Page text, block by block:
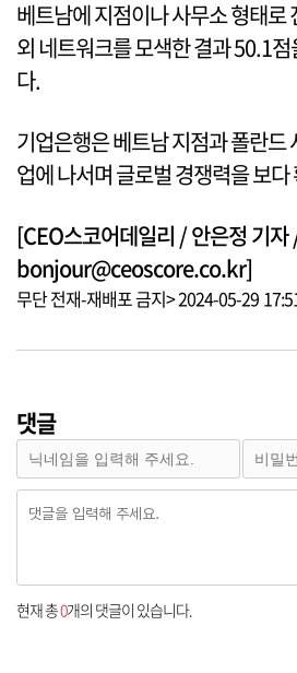
베트남에 지점이나 사무소 형태로
외 네트워크를 모색한 결과 50.1
다.
기업은행은 베트남 지점과 폴란드
업에 나서며 글로벌 경쟁력을 보
[CEO스코어데일리 / 안은정 기자
bonjour@ceoscore.co.kr]
무단 전재-재배포 금지> 2024-05-29
댓글
현재 총0개의 댓글이 있습니다.